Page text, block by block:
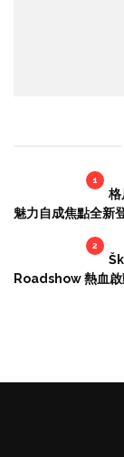
1
魅力自成焦點全新
2
Roadshow 熱血